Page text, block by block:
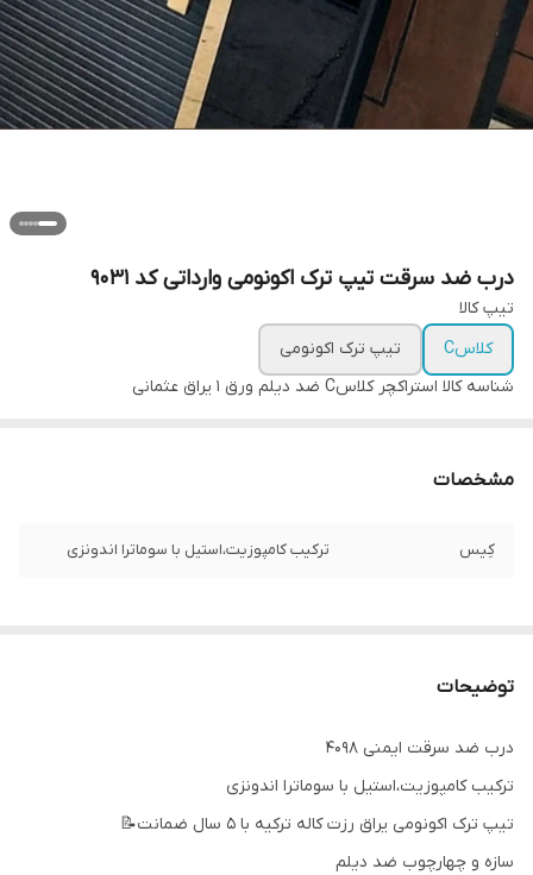
درب ضد سرقت تیپ ترک اکونومی وارداتی کد ۹۰۳۱
تیپ کالا
کلاسC
تیپ ترک اکونومی
شناسه کالا استراکچر کلاسC ضد دیلم ورق 1 یراق عثمانی
مشخصات
کِیس ترکیب کامپوزیت،استیل با سوماترا اندونزی
توضیحات
درب ضد سرقت ایمنی ۴۰۹۸
ترکیب کامپوزیت،استیل با سوماترا اندونزی
تیپ ترک اکونومی یراق رزت کاله ترکیه با ۵ سال ضمانت📝
سازه و چهارچوب ضد دیلم